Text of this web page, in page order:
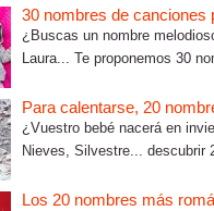
30 nombres de canciones
¿Buscas un nombre
Laura... Te proponemos 30
Para calentarse, 20
¿Vuestro bebé nacerá en
Nieves, Silvestre... descubrir
Los 20 nombres más